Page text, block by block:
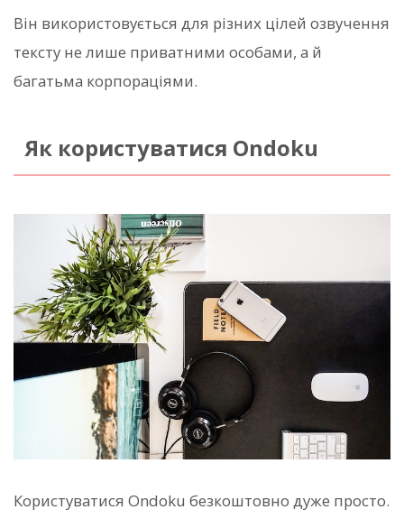
Він використовується для різних цілей озвучення
тексту не лише приватними особами, а й
багатьма корпораціями.
Як користуватися Ondoku
Користуватися Ondoku безкоштовно дуже просто.